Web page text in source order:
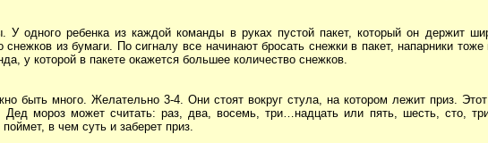
У одного ребенка из каждой команды в руках пустой пакет, который он держит
из бумаги. По сигналу все начинают бросать снежки в пакет, напарники
у которой в пакете окажется большее количество снежков.
быть много. Желательно 3-4. Они стоят вокруг стула, на котором лежит приз.
мороз может считать: раз, два, восемь, три…надцать или пять, шесть, сто,
в чем суть и заберет приз.